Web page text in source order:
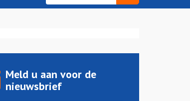
Meld u aan voor de
nieuwsbrief